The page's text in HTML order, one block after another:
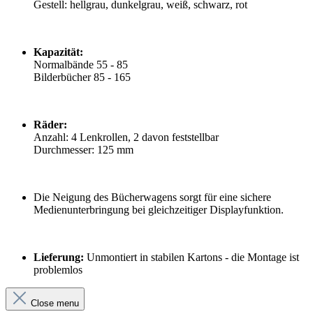
Gestell: hellgrau, dunkelgrau, weiß, schwarz, rot
Kapazität:
Normalbände 55 - 85
Bilderbücher 85 - 165
Räder:
Anzahl: 4 Lenkrollen, 2 davon feststellbar
Durchmesser: 125 mm
Die Neigung des Bücherwagens sorgt für eine sichere
Medienunterbringung bei gleichzeitiger Displayfunktion.
Lieferung: Unmontiert in stabilen Kartons - die Montage ist
problemlos
Close menu